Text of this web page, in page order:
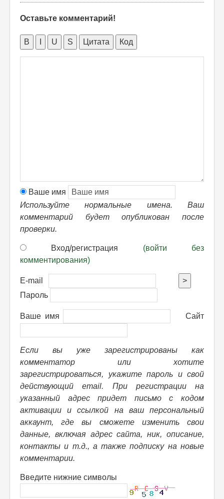
Оставьте комментарий!
B U S Цитата Код
Ваше имя
Используйте нормальные имена. Ваш
комментарий будет опубликован после
проверки.
Вход/регистрация (войти без
комментирования)
E-mail
>
Пароль
Ваше имя Сайт
Если вы уже зарегистрированы как
комментатор или хотите
зарегистрироваться, укажите пароль и свой
действующий email. При регистрации на
указанный адрес придет письмо с кодом
активации и ссылкой на ваш персональный
аккаунт, где вы сможете изменить свои
данные, включая адрес сайта, ник, описание,
контакты и т.д., а также подписку на новые
комментарии.
Введите нижние символы